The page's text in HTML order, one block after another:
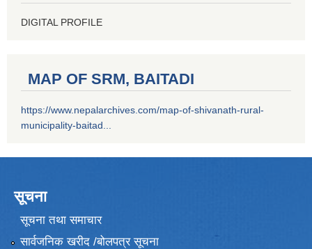
DIGITAL PROFILE
MAP OF SRM, BAITADI
https://www.nepalarchives.com/map-of-shivanath-rural-
municipality-baitad...
सूचना
सूचना तथा समाचार
सार्वजनिक खरीद /बोलपत्र सूचना